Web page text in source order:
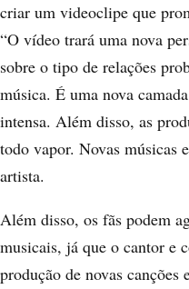
criar um videoclipe que
“O vídeo trará uma nova
sobre o tipo de relações
música. É uma nova
intensa. Além disso, as
todo vapor. Novas músicas
artista.
Além disso, os fãs podem
musicais, já que o cantor e
produção de novas canções